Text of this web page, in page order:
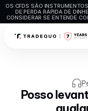
OS CFDS SÃO
DE PERDA RÁPIDA DE
CONSIDERAR SE ENTENDE
MetaTrader5
Posso